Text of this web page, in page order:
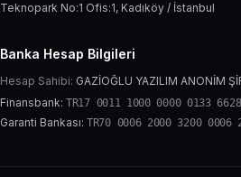
Teknopark No:1 Ofis:1, Kadıköy / İstanbul
Banka Hesap Bilgileri
Hesap Sahibi: GAZİOĞLU YAZILIM ANONİM
Finansbank: TR17 0011 1000 0000 0133
Garanti Bankası: TR70 0006 2000 3200 0006